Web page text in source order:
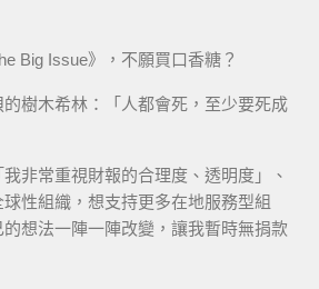
Big Issue》，不願買口香糖？
樹木希林：「人都會死，至少要死成
我非常重視財報的合理度、透明度」、
球性組織，想支持更多在地服務型組
想法一陣一陣改變，讓我暫時無捐款